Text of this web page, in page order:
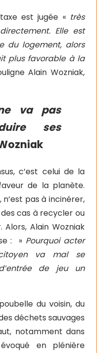
est jugée « très
Elle est
du logement, alors
plus favorable à la
Alain Wozniak,
va pas
ses
c’est celui de la
de la planète.
pas à incinérer,
cas à recycler ou
Alain Wozniak
: » Pourquoi acter
va mal se
de jeu un
du voisin, du
déchets sauvages
notamment dans
en plénière